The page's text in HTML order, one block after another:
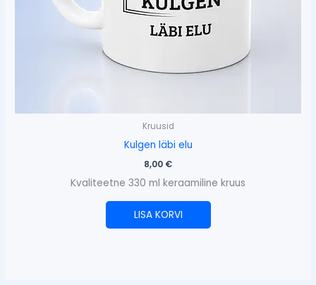
Kruusid
Kulgen läbi elu
8,00 €
Kvaliteetne 330 ml keraamiline kruus
LISA KORVI